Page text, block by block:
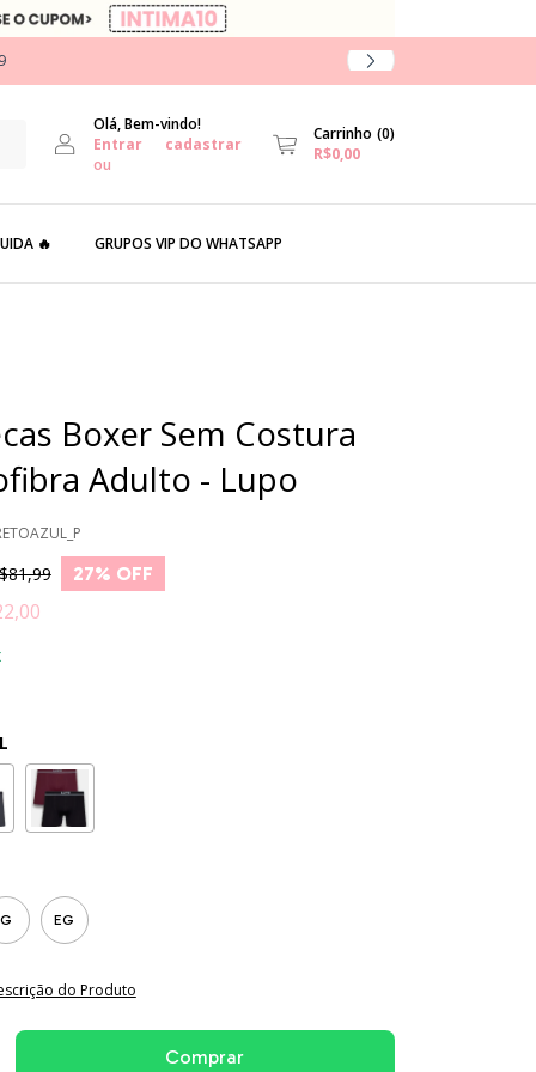
Olá, Bem-vindo!
Entrar
ou
cadastrar Carrinho (0)
R$0,00
🔥 GRUPOS VIP DO WHATSAPP
Boxer Sem Costura
Adulto - Lupo
27% OFF
G EG
do Produto